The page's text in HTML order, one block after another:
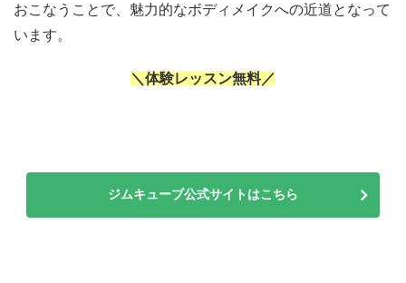
おこなうことで、魅力的なボディメイクへの近道となって
います。
＼体験レッスン無料／
ジムキューブ公式サイトはこちら